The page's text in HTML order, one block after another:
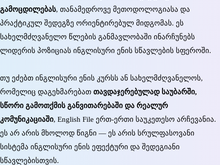
გამოცდილებას, თანამედროვე მეთოდოლოგიასა და
პრაქტიკულ შედეგზე ორიენტირებულ მიდგომას. ეს
სახელმძღვანელო წლების განმავლობაში ინარჩუნებს
ლიდერის პოზიციას ინგლისური ენის სწავლების სფეროში.
თუ ეძებთ ინგლისური ენის კურსს ან სახელმძღვანელოს,
რომელიც დაგეხმარებათ თავდაჯერებულად საუბარში,
სწორი გამოთქმის განვითარებაში და რეალურ
კომუნიკაციაში, English File ერთ-ერთი საუკეთესო არჩევანია.
ეს არ არის მხოლოდ წიგნი — ეს არის სრულფასოვანი
სისტემა ინგლისური ენის ეფექტური და შედეგიანი
სწავლებისთვის.